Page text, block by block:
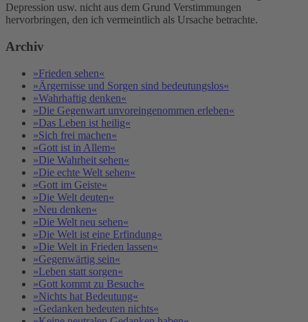
Depression usw. nicht aus dem Grund Verstimmungen
hervorbringen, den ich vermeintlich als Ursache betrachte.
Archiv
»Frieden sehen«
»Ärgernisse und Sorgen sind bedeutungslos«
»Wahrhaftig denken«
»Die Gegenwart unvoreingenommen erleben«
»Das Leben ist heilig«
»Sich frei machen«
»Gott ist in Allem«
»Die Wahrheit sehen«
»Die echte Welt sehen«
»Gott im Geiste«
»Die Welt deuten«
»Neu denken«
»Die Welt neu sehen«
»Die Welt ist eine Erfindung«
»Die Welt in Frieden lassen«
»Gegenwärtig sein«
»Leben statt sorgen«
»Gott kommt zu Besuch«
»Nichts hat Bedeutung«
»Gedanken bedeuten nichts«